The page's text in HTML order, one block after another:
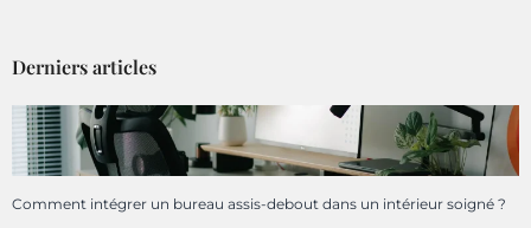
Derniers articles
Comment intégrer un bureau assis-debout dans un intérieur soigné ?